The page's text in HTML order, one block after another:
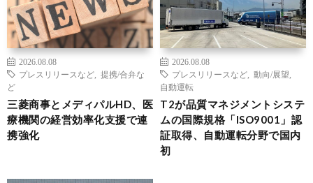
2026.08.08
プレスリリースなど
提携/合弁な
ど
三菱商事とメディパルHD、医
療機関の経営効率化支援で連
携強化
2026.08.08
プレスリリースなど
動向/展望
自動運転
T2が品質マネジメントシステ
ムの国際規格「ISO9001」認
証取得、自動運転分野で国内
初